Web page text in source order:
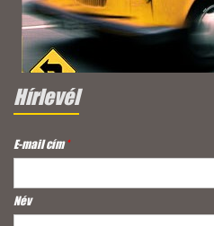
Hírlevél
E-mail cím*
Név